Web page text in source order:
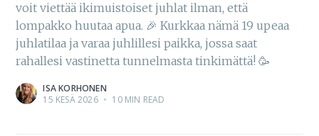
voit viettää ikimuistoiset juhlat ilman, että
lompakko huutaa apua. 🎉 Kurkkaa nämä 19 upeaa
juhlatilaa ja varaa juhlillesi paikka, jossa saat
rahallesi vastinetta tunnelmasta tinkimättä! 🥳
ISA KORHONEN
15 KESÄ 2026 • 10 MIN READ